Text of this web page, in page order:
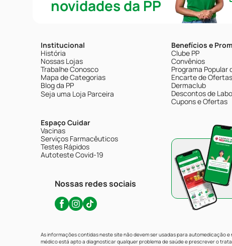
novidades da PP
Institucional
História
Nossas Lojas
Trabalhe Conosco
Mapa de Categorias
Blog da PP
Seja uma Loja Parceira
Espaço Cuidar
Vacinas
Serviços Farmacêuticos
Testes Rápidos
Autoteste Covid-19
Nossas redes sociais
Benefícios e
Clube PP
Convênios
Programa Popular
Encarte de Ofertas
Dermaclub
Descontos de
Cupons e Ofertas
As informações contidas neste site não devem ser usadas para automedicação
médico está apto a diagnosticar qualquer problema de saúde e prescrever o